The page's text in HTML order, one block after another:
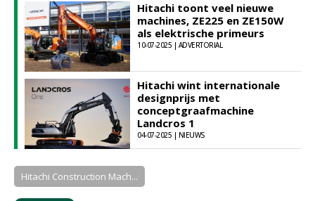
Hitachi toont veel nieuwe
machines, ZE225 en ZE150W
als elektrische primeurs
10-07-2025 | ADVERTORIAL
Hitachi wint internationale
designprijs met
conceptgraafmachine
Landcros 1
04-07-2025 | NIEUWS
Hitachi Construction Mach...